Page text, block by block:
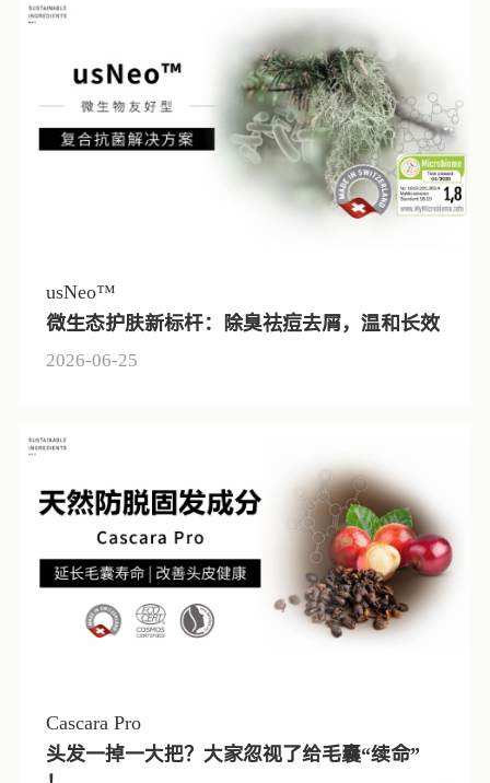
usNeo™
微生态护肤新标杆：除臭祛痘去屑，温和长效
2026-06-25
Cascara Pro
头发一掉一大把？大家忽视了给毛囊“续命”